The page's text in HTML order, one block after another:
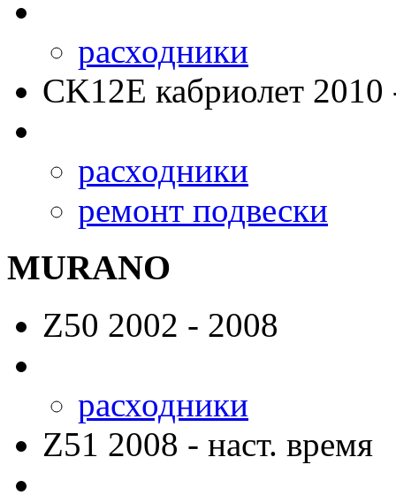
расходники
CK12E кабриолет 2010
расходники
ремонт подвески
MURANO
Z50 2002 - 2008
расходники
Z51 2008 - наст. время